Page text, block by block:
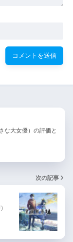
な大女優）の評価と
次の記事